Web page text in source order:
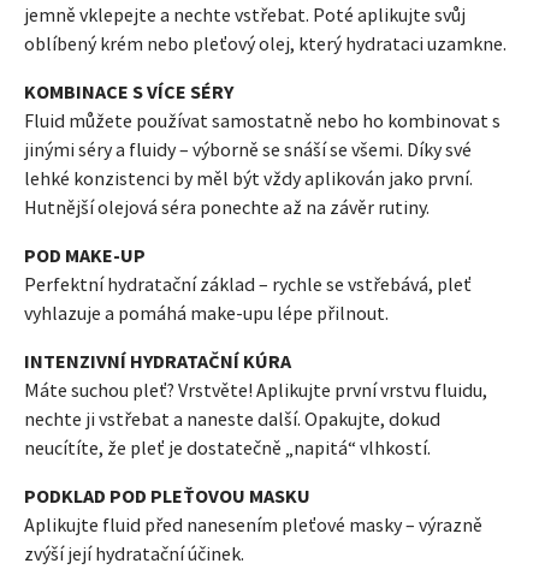
jemně vklepejte a nechte vstřebat. Poté aplikujte svůj
oblíbený krém nebo pleťový olej, který hydrataci uzamkne.
KOMBINACE S VÍCE SÉRY
Fluid můžete používat samostatně nebo ho kombinovat s
jinými séry a fluidy – výborně se snáší se všemi. Díky své
lehké konzistenci by měl být vždy aplikován jako první.
Hutnější olejová séra ponechte až na závěr rutiny.
POD MAKE-UP
Perfektní hydratační základ – rychle se vstřebává, pleť
vyhlazuje a pomáhá make-upu lépe přilnout.
INTENZIVNÍ HYDRATAČNÍ KÚRA
Máte suchou pleť? Vrstvěte! Aplikujte první vrstvu fluidu,
nechte ji vstřebat a naneste další. Opakujte, dokud
neucítíte, že pleť je dostatečně „napitá“ vlhkostí.
PODKLAD POD PLEŤOVOU MASKU
Aplikujte fluid před nanesením pleťové masky – výrazně
zvýší její hydratační účinek.